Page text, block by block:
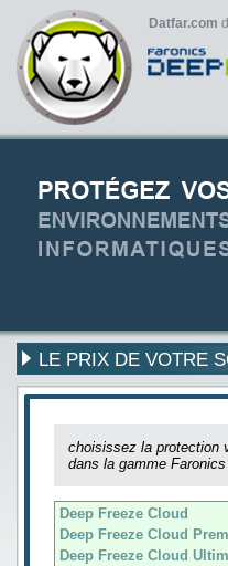
Datfar.com
LE PRIX DE VOTRE
choisissez la protection
dans la gamme Faronics
Deep Freeze Cloud
Deep Freeze Cloud
Deep Freeze Cloud